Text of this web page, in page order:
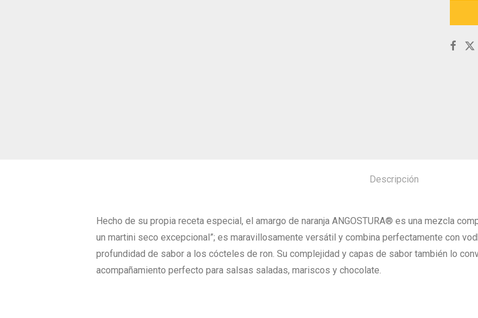
Descripción
Hecho de su propia receta especial, el amargo de naranja ANGOSTURA® es una mezcla
un martini seco excepcional”; es maravillosamente versátil y combina perfectamente con
profundidad de sabor a los cócteles de ron. Su complejidad y capas de sabor también lo
acompañamiento perfecto para salsas saladas, mariscos y chocolate.